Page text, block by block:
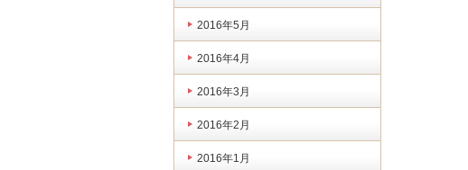
2016年5月
2016年4月
2016年3月
2016年2月
2016年1月